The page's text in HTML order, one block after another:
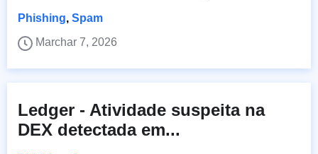
Phishing, Spam
Marchar 7, 2026
Ledger - Atividade suspeita na
DEX detectada em...